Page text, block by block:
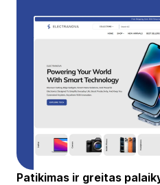
Patikimas ir greitas